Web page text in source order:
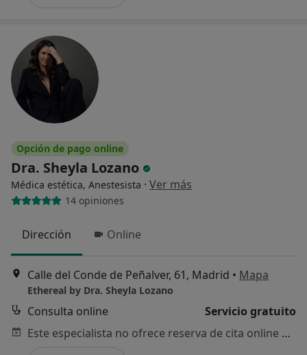
Opción de pago online
Dra. Sheyla Lozano
Médica estética, Anestesista · Ver más
14 opiniones
Dirección Online
Calle del Conde de Peñalver, 61, Madrid • Mapa
Ethereal by Dra. Sheyla Lozano
Consulta online
Servicio gratuito
Este especialista no ofrece reserva de cita online en esta dirección.